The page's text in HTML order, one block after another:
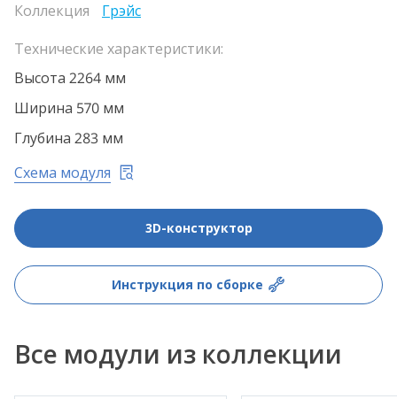
Коллекция
Грэйс
Технические характеристики:
Высота 2264 мм
Ширина 570 мм
Глубина 283 мм
Схема модуля
3D-конструктор
Инструкция по сборке
Все модули из коллекции